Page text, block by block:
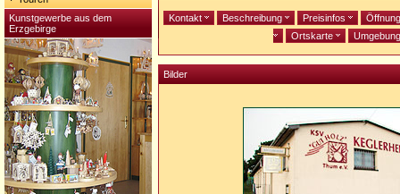
Kunstgewerbe aus dem
Erzgebirge
Kontakt Beschreibung Preisinfos
Ortskarte
Bilder